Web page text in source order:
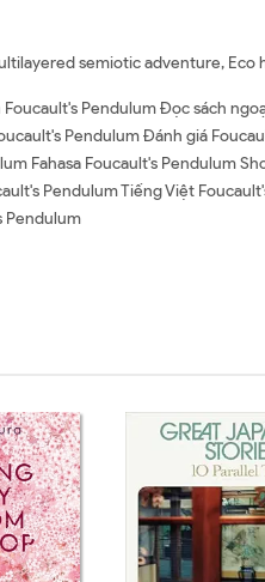
semiotic adventure,
Pendulum Đọc sách
Pendulum Đánh giá
Fahasa Foucault's Pendulum
Pendulum Tiếng Việt
Pendulum